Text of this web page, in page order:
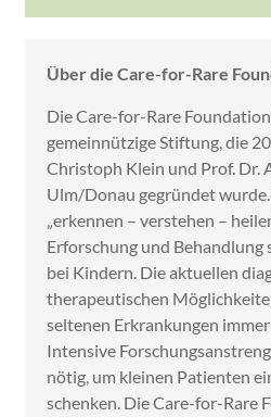
Über die Care-for-Rare
Die Care-for-Rare
gemeinnützige Stiftung, die
Christoph Klein und Prof. Dr.
Ulm/Donau gegründet
„erkennen – verstehen –
Erforschung und Behandlung
bei Kindern. Die aktuellen
therapeutischen
seltenen Erkrankungen
Intensive
nötig, um kleinen Patienten
schenken. Die Care-for-Rare